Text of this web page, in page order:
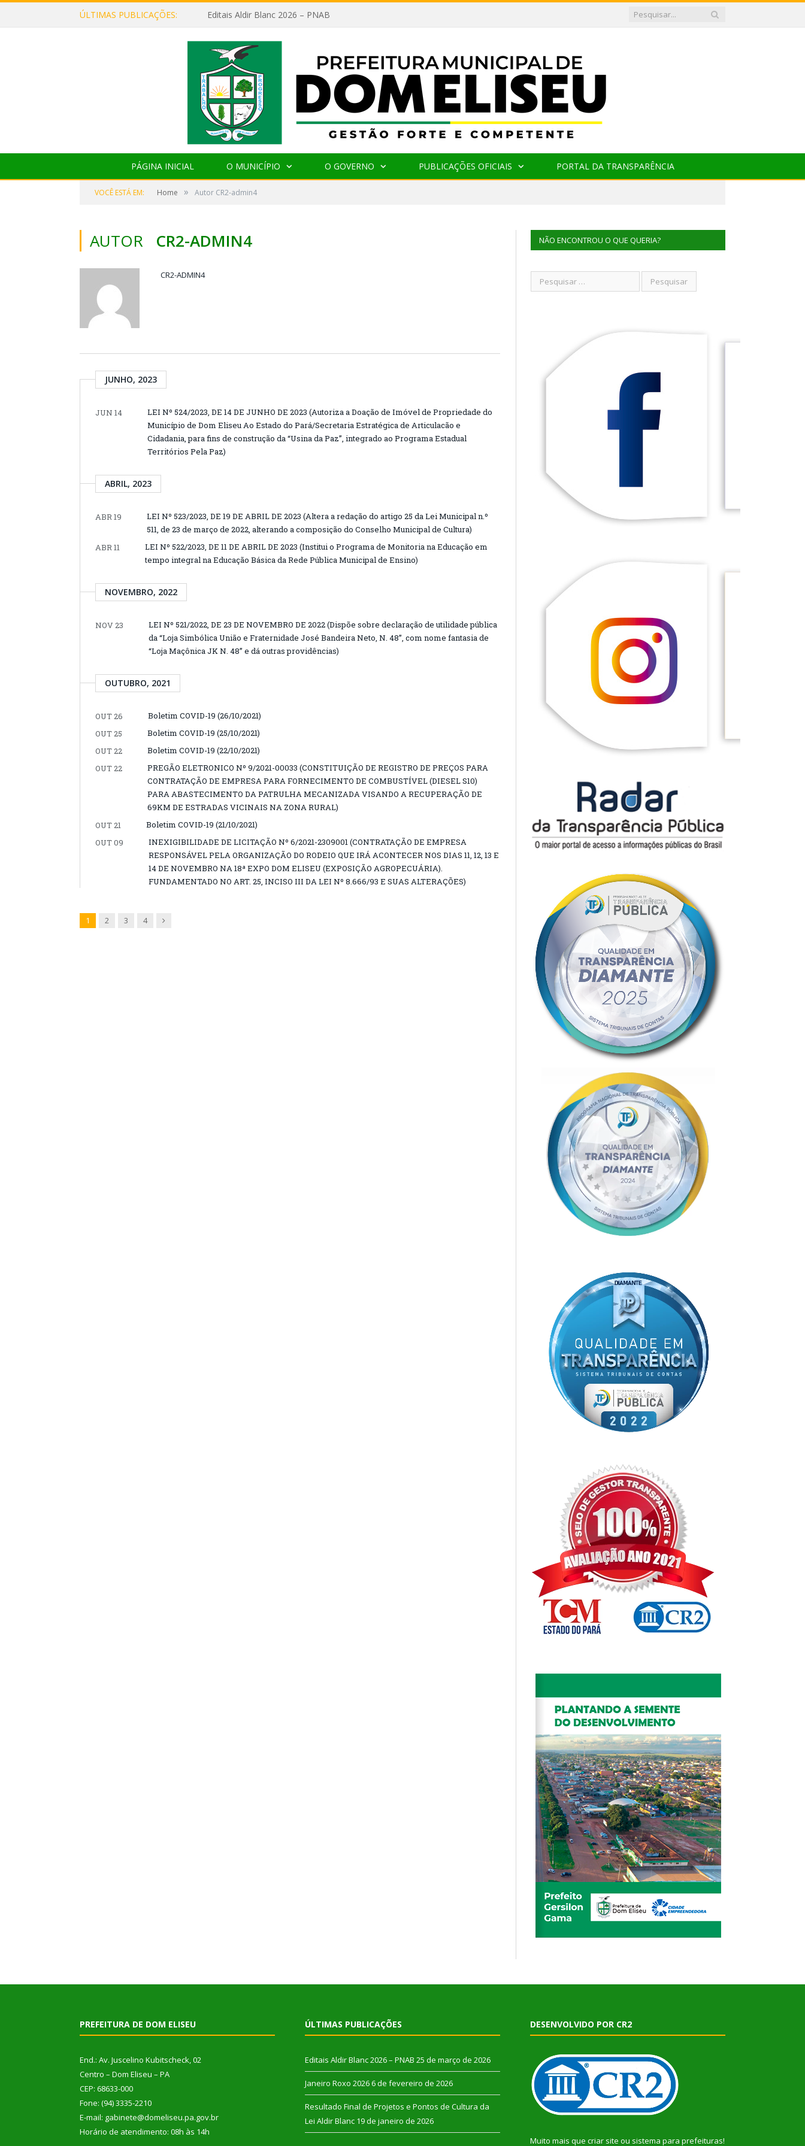
ÚLTIMAS PUBLICAÇÕES: Editais Aldir Blanc 2026 – PNAB
PÁGINA INICIAL O MUNICÍPIO O GOVERNO PUBLICAÇÕES OFICIAIS PORTAL DA TRANSPARÊNCIA
VOCÊ ESTÁ EM: Home » Autor CR2-admin4
AUTOR CR2-ADMIN4
CR2-ADMIN4
JUNHO, 2023
JUN 14
LEI Nº 524/2023, DE 14 DE JUNHO DE 2023 (Autoriza a Doação de Imóvel de Propriedade do
Município de Dom Eliseu Ao Estado do Pará/Secretaria Estratégica de Articulacão e
Cidadania, para fins de construção da “Usina da Paz”, integrado ao Programa Estadual
Territórios Pela Paz)
ABRIL, 2023
ABR 19
LEI Nº 523/2023, DE 19 DE ABRIL DE 2023 (Altera a redação do artigo 25 da Lei Municipal n.º
511, de 23 de março de 2022, alterando a composição do Conselho Municipal de Cultura)
ABR 11
LEI Nº 522/2023, DE 11 DE ABRIL DE 2023 (Institui o Programa de Monitoria na Educação em
tempo integral na Educação Básica da Rede Pública Municipal de Ensino)
NOVEMBRO, 2022
NOV 23
LEI Nº 521/2022, DE 23 DE NOVEMBRO DE 2022 (Dispõe sobre declaração de utilidade pública
da “Loja Simbólica União e Fraternidade José Bandeira Neto, N. 48”, com nome fantasia de
“Loja Maçônica JK N. 48” e dá outras providências)
OUTUBRO, 2021
OUT 26
Boletim COVID-19 (26/10/2021)
OUT 25
Boletim COVID-19 (25/10/2021)
OUT 22
Boletim COVID-19 (22/10/2021)
OUT 22
PREGÃO ELETRONICO Nº 9/2021-00033 (CONSTITUIÇÃO DE REGISTRO DE PREÇOS PARA
CONTRATAÇÃO DE EMPRESA PARA FORNECIMENTO DE COMBUSTÍVEL (DIESEL S10)
PARA ABASTECIMENTO DA PATRULHA MECANIZADA VISANDO A RECUPERAÇÃO DE
69KM DE ESTRADAS VICINAIS NA ZONA RURAL)
OUT 21
Boletim COVID-19 (21/10/2021)
OUT 09
INEXIGIBILIDADE DE LICITAÇÃO Nº 6/2021-2309001 (CONTRATAÇÃO DE EMPRESA
RESPONSÁVEL PELA ORGANIZAÇÃO DO RODEIO QUE IRÁ ACONTECER NOS DIAS 11, 12, 13 E
14 DE NOVEMBRO NA 18ª EXPO DOM ELISEU (EXPOSIÇÃO AGROPECUÁRIA).
FUNDAMENTADO NO ART. 25, INCISO III DA LEI Nº 8.666/93 E SUAS ALTERAÇÕES)
1 2 3 4 Next
NÃO ENCONTROU O QUE QUERIA?
PREFEITURA DE DOM ELISEU
End.: Av. Juscelino Kubitscheck, 02
Centro – Dom Eliseu – PA
CEP: 68633-000
Fone: (94) 3335-2210
E-mail: gabinete@domeliseu.pa.gov.br
Horário de atendimento: 08h às 14h
ÚLTIMAS PUBLICAÇÕES
Editais Aldir Blanc 2026 – PNAB 25 de março de 2026
Janeiro Roxo 2026 6 de fevereiro de 2026
Resultado Final de Projetos e Pontos de Cultura da
Lei Aldir Blanc 19 de janeiro de 2026
DESENVOLVIDO POR CR2
Muito mais que criar site ou sistema para prefeituras!